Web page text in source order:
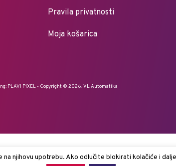
Pravila privatnosti
Moja košarica
PLAVI PIXEL- Copyright © 2026. VL Automatika
njihovu upotrebu. Ako odlučite blokirati kolačiće i